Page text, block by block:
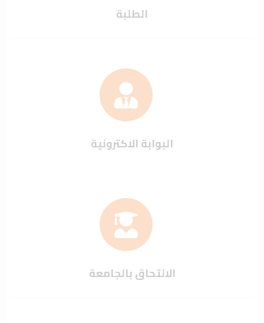
الطلبة
البوابة الاكترونية
الالتحاق بالجامعة